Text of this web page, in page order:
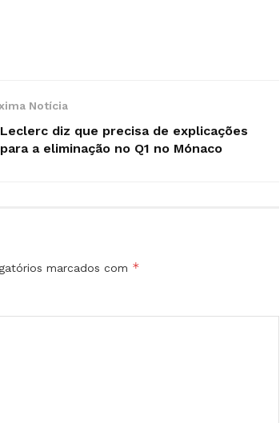
Notícia
Leclerc diz que precisa de explicações
para a eliminação no Q1 no Mónaco
marcados com *